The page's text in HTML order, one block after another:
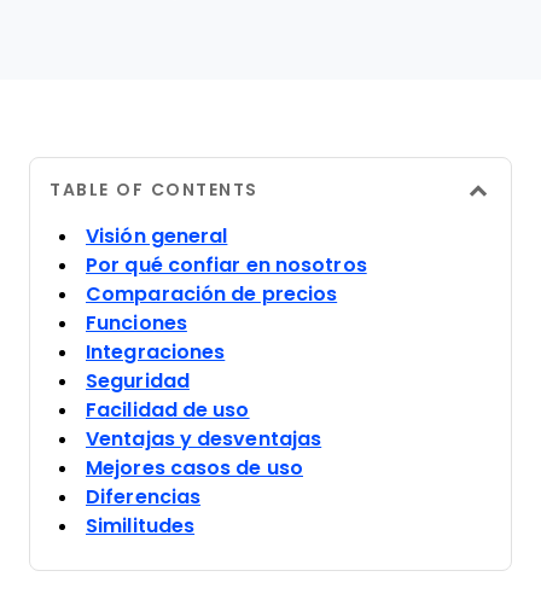
TABLE OF CONTENTS
Visión general
Por qué confiar en nosotros
Comparación de precios
Funciones
Integraciones
Seguridad
Facilidad de uso
Ventajas y desventajas
Mejores casos de uso
Diferencias
Similitudes